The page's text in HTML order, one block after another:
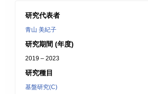
研究代表者
青山 美紀子
研究期間 (年度)
2019 – 2023
研究種目
基盤研究(C)